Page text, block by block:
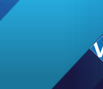
Przejdź
do